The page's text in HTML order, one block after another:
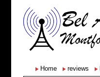
Home reviews